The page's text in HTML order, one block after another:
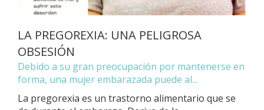
LA PREGOREXIA: UNA PELIGROSA
OBSESIÓN
Debido a su gran preocupación por mantenerse en
forma, una mujer embarazada puede al...
La pregorexia es un trastorno alimentario que se